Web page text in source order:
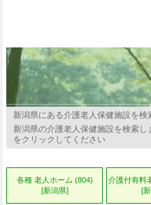
新潟県にある介護老人保健施設を検
新潟県の介護老人保健施設を検索
をクリックしてください
各種 老人ホーム (804)
[新潟県]
介護付有料
[